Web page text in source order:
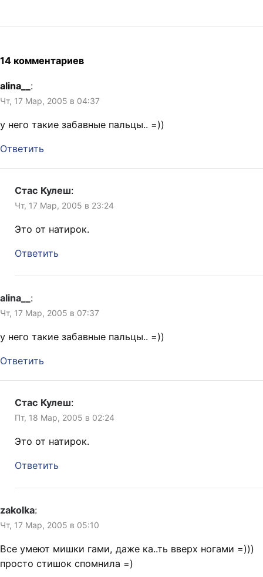
14 комментариев
alina__ :
Чт, 17 Мар, 2005 в 04:37
у него такие забавные пальцы.. =))
Ответить
Стас Кулеш:
Чт, 17 Мар, 2005 в 23:24
Это от натирок.
Ответить
alina__ :
Чт, 17 Мар, 2005 в 07:37
у него такие забавные пальцы.. =))
Ответить
Стас Кулеш:
Пт, 18 Мар, 2005 в 02:24
Это от натирок.
Ответить
zakolka:
Чт, 17 Мар, 2005 в 05:10
Все умеют мишки гами, даже ка..ть вверх ногами =)))
просто стишок спомнила =)